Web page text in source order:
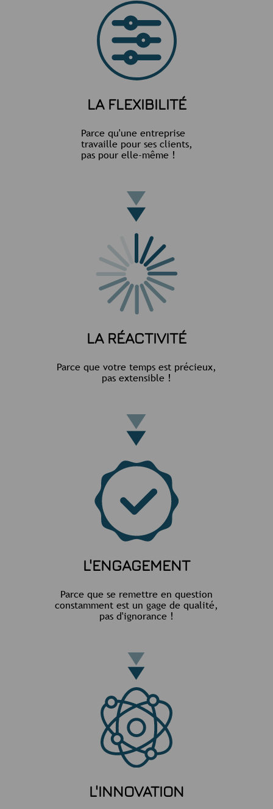
LA FLEXIBILITÉ
Parce qu'une entreprise
travaille pour ses clients,
pas pour elle-même !
LA RÉACTIVITÉ
Parce que votre temps est précieux,
pas extensible !
L'ENGAGEMENT
Parce que se remettre en question
constamment est un gage de qualité,
pas d'ignorance !
L'INNOVATION